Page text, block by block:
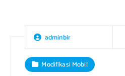
adminbir
Modifikasi Mobil